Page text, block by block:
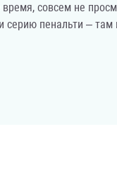
совсем не
серию пенальти –